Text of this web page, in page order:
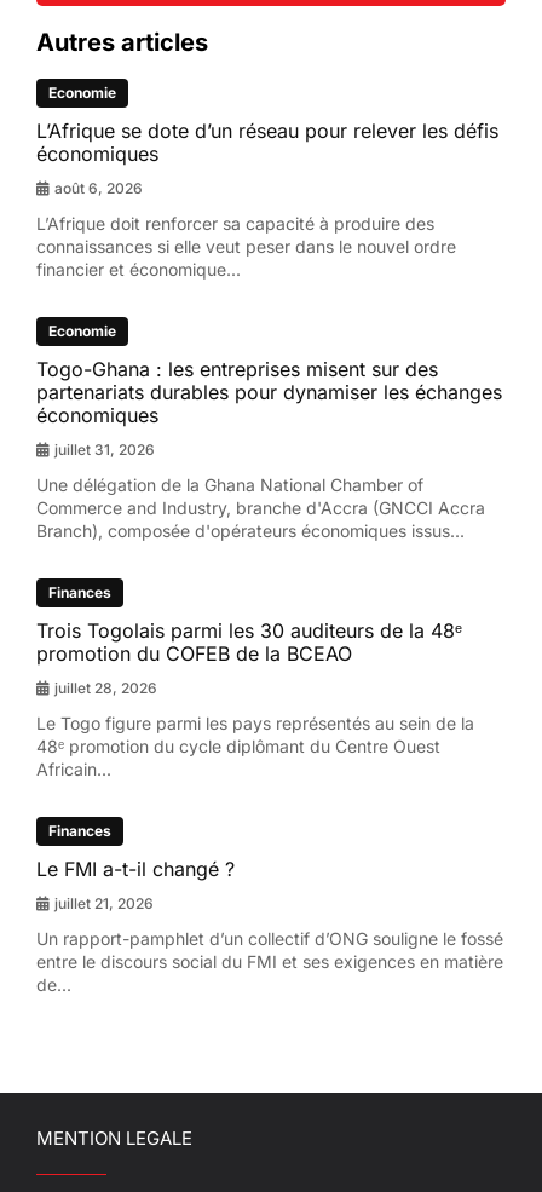
Autres articles
Economie
L’Afrique se dote d’un réseau pour relever les défis
économiques
août 6, 2026
L’Afrique doit renforcer sa capacité à produire des
connaissances si elle veut peser dans le nouvel ordre
financier et économique...
Economie
Togo-Ghana : les entreprises misent sur des
partenariats durables pour dynamiser les échanges
économiques
juillet 31, 2026
Une délégation de la Ghana National Chamber of
Commerce and Industry, branche d'Accra (GNCCI Accra
Branch), composée d'opérateurs économiques issus...
Finances
Trois Togolais parmi les 30 auditeurs de la 48ᵉ
promotion du COFEB de la BCEAO
juillet 28, 2026
Le Togo figure parmi les pays représentés au sein de la
48ᵉ promotion du cycle diplômant du Centre Ouest
Africain...
Finances
Le FMI a-t-il changé ?
juillet 21, 2026
Un rapport-pamphlet d’un collectif d’ONG souligne le fossé
entre le discours social du FMI et ses exigences en matière
de...
MENTION LEGALE